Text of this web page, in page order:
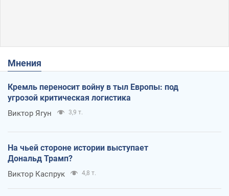
Мнения
Кремль переносит войну в тыл Европы: под
угрозой критическая логистика
Виктор Ягун 3,9 т.
На чьей стороне истории выступает
Дональд Трамп?
Виктор Каспрук 4,8 т.